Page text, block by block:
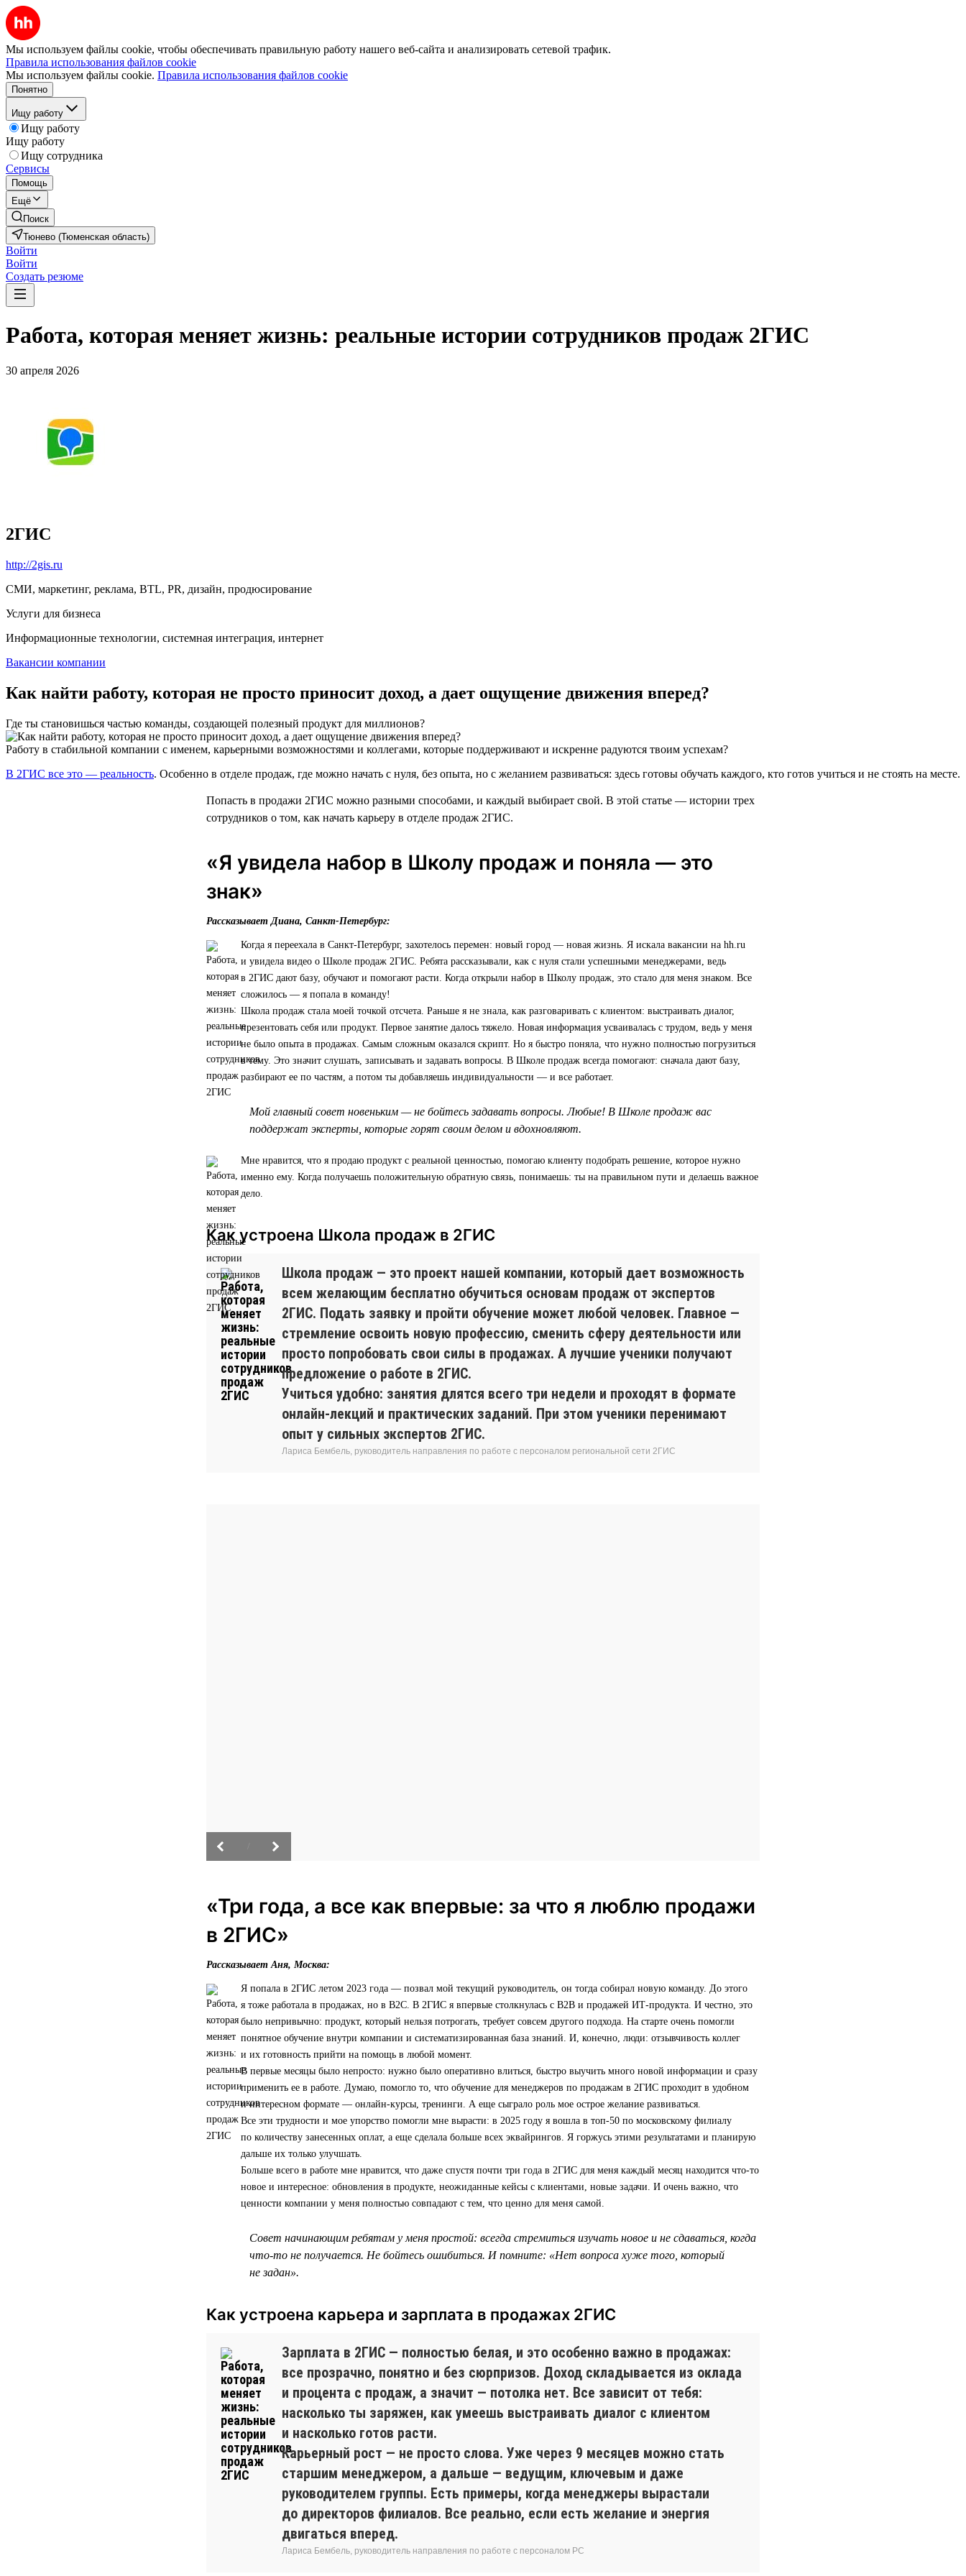
Мы используем файлы cookie, чтобы обеспечивать правильную работу нашего веб-сайта и анализировать сетевой трафик.
Правила использования файлов cookie
Мы используем файлы cookie. Правила использования файлов cookie
Понятно
Ищу работу
Ищу работу
Ищу работу
Ищу сотрудника
Сервисы
Помощь
Ещё
Поиск
Тюнево (Тюменская область)
Войти
Войти
Создать резюме
Работа, которая меняет жизнь: реальные истории сотрудников продаж 2ГИС
30 апреля 2026
2ГИС
http://2gis.ru
СМИ, маркетинг, реклама, BTL, PR, дизайн, продюсирование
Услуги для бизнеса
Информационные технологии, системная интеграция, интернет
Вакансии компании
Как найти работу, которая не просто приносит доход, а дает ощущение движения вперед?
Где ты становишься частью команды, создающей полезный продукт для миллионов?
Работу в стабильной компании с именем, карьерными возможностями и коллегами, которые поддерживают и искренне радуются твоим успехам?
В 2ГИС все это — реальность. Особенно в отделе продаж, где можно начать с нуля, без опыта, но с желанием развиваться: здесь готовы обучать каждого, кто готов учиться и не стоять на месте.
Попасть в продажи 2ГИС можно разными способами, и каждый выбирает свой. В этой статье — истории трех
сотрудников о том, как начать карьеру в отделе продаж 2ГИС.
«Я увидела набор в Школу продаж и поняла — это
знак»
Рассказывает Диана, Санкт-Петербург:
Когда я переехала в Санкт-Петербург, захотелось перемен: новый город — новая жизнь. Я искала вакансии на hh.ru
и увидела видео о Школе продаж 2ГИС. Ребята рассказывали, как с нуля стали успешными менеджерами, ведь
в 2ГИС дают базу, обучают и помогают расти. Когда открыли набор в Школу продаж, это стало для меня знаком. Все
сложилось — я попала в команду!
Школа продаж стала моей точкой отсчета. Раньше я не знала, как разговаривать с клиентом: выстраивать диалог,
презентовать себя или продукт. Первое занятие далось тяжело. Новая информация усваивалась с трудом, ведь у меня
не было опыта в продажах. Самым сложным оказался скрипт. Но я быстро поняла, что нужно полностью погрузиться
в тему. Это значит слушать, записывать и задавать вопросы. В Школе продаж всегда помогают: сначала дают базу,
разбирают ее по частям, а потом ты добавляешь индивидуальности — и все работает.
Мой главный совет новеньким — не бойтесь задавать вопросы. Любые! В Школе продаж вас
поддержат эксперты, которые горят своим делом и вдохновляют.
Мне нравится, что я продаю продукт с реальной ценностью, помогаю клиенту подобрать решение, которое нужно
именно ему. Когда получаешь положительную обратную связь, понимаешь: ты на правильном пути и делаешь важное
дело.
Как устроена Школа продаж в 2ГИС
Школа продаж — это проект нашей компании, который дает возможность
всем желающим бесплатно обучиться основам продаж от экспертов
2ГИС. Подать заявку и пройти обучение может любой человек. Главное —
стремление освоить новую профессию, сменить сферу деятельности или
просто попробовать свои силы в продажах. А лучшие ученики получают
предложение о работе в 2ГИС.
Учиться удобно: занятия длятся всего три недели и проходят в формате
онлайн-лекций и практических заданий. При этом ученики перенимают
опыт у сильных экспертов 2ГИС.
Лариса Бембель, руководитель направления по работе с персоналом региональной сети 2ГИС
«Три года, а все как впервые: за что я люблю продажи
в 2ГИС»
Рассказывает Аня, Москва:
Я попала в 2ГИС летом 2023 года — позвал мой текущий руководитель, он тогда собирал новую команду. До этого
я тоже работала в продажах, но в B2C. В 2ГИС я впервые столкнулась с B2B и продажей ИТ‑продукта. И честно, это
было непривычно: продукт, который нельзя потрогать, требует совсем другого подхода. На старте очень помогли
понятное обучение внутри компании и систематизированная база знаний. И, конечно, люди: отзывчивость коллег
и их готовность прийти на помощь в любой момент.
В первые месяцы было непросто: нужно было оперативно влиться, быстро выучить много новой информации и сразу
применить ее в работе. Думаю, помогло то, что обучение для менеджеров по продажам в 2ГИС проходит в удобном
и интересном формате — онлайн-курсы, тренинги. А еще сыграло роль мое острое желание развиваться.
Все эти трудности и мое упорство помогли мне вырасти: в 2025 году я вошла в топ‑50 по московскому филиалу
по количеству занесенных оплат, а еще сделала больше всех эквайрингов. Я горжусь этими результатами и планирую
дальше их только улучшать.
Больше всего в работе мне нравится, что даже спустя почти три года в 2ГИС для меня каждый месяц находится что-то
новое и интересное: обновления в продукте, неожиданные кейсы с клиентами, новые задачи. И очень важно, что
ценности компании у меня полностью совпадают с тем, что ценно для меня самой.
Совет начинающим ребятам у меня простой: всегда стремиться изучать новое и не сдаваться, когда
что-то не получается. Не бойтесь ошибиться. И помните: «Нет вопроса хуже того, который
не задан».
Как устроена карьера и зарплата в продажах 2ГИС
Зарплата в 2ГИС — полностью белая, и это особенно важно в продажах:
все прозрачно, понятно и без сюрпризов. Доход складывается из оклада
и процента с продаж, а значит — потолка нет. Все зависит от тебя:
насколько ты заряжен, как умеешь выстраивать диалог с клиентом
и насколько готов расти.
Карьерный рост — не просто слова. Уже через 9 месяцев можно стать
старшим менеджером, а дальше — ведущим, ключевым и даже
руководителем группы. Есть примеры, когда менеджеры вырастали
до директоров филиалов. Все реально, если есть желание и энергия
двигаться вперед.
Лариса Бембель, руководитель направления по работе с персоналом РС